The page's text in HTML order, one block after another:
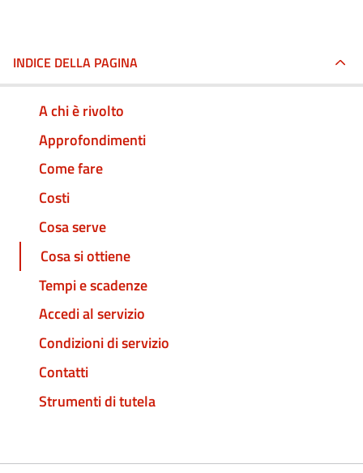
INDICE DELLA PAGINA
A chi è rivolto
Approfondimenti
Come fare
Costi
Cosa serve
Cosa si ottiene
Tempi e scadenze
Accedi al servizio
Condizioni di servizio
Contatti
Strumenti di tutela